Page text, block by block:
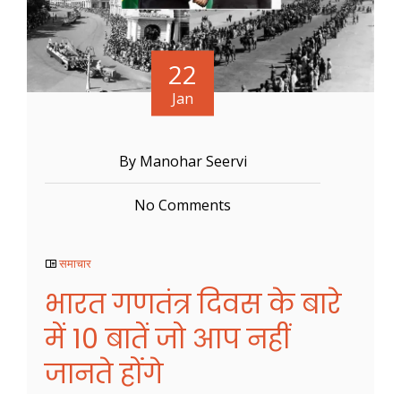
22
Jan
By Manohar Seervi
No Comments
समाचार
भारत गणतंत्र दिवस के बारे
में 10 बातें जो आप नहीं
जानते होंगे